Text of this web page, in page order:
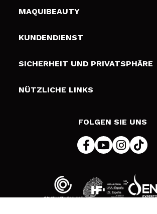
MAQUIBEAUTY
Über uns
Geschenkkarten
KUNDENDIENST
Liefer- und Versandkosten
Zahlung
SICHERHEIT UND PRIVATSPHÄRE
Bedingungen und Datenschutz
NÜTZLICHE LINKS
FOLGEN SIE UNS